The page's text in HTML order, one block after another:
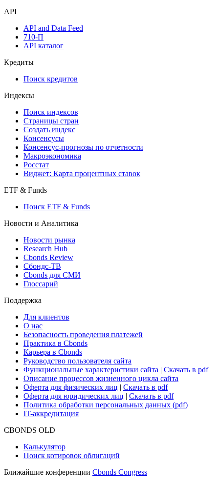
API
API and Data Feed
710-П
API каталог
Кредиты
Поиск кредитов
Индексы
Поиск индексов
Страницы стран
Создать индекс
Консенсусы
Консенсус-прогнозы по отчетности
Макроэкономика
Росстат
Виджет: Карта процентных ставок
ETF & Funds
Поиск ETF & Funds
Новости и Аналитика
Новости рынка
Research Hub
Cbonds Review
Сбондс-ТВ
Cbonds для СМИ
Глоссарий
Поддержка
Для клиентов
О нас
Безопасность проведения платежей
Практика в Cbonds
Карьера в Cbonds
Руководство пользователя сайта
Функциональные характеристики сайта | Скачать в pdf
Описание процессов жизненного цикла сайта
Оферта для физических лиц | Скачать в pdf
Оферта для юридических лиц | Скачать в pdf
Политика обработки персональных данных (pdf)
IT-аккредитация
CBONDS OLD
Калькулятор
Поиск котировок облигаций
Ближайшие конференции Cbonds Congress